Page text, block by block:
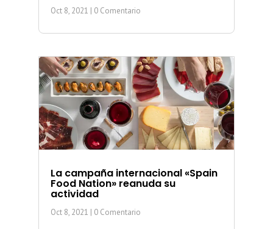
Oct 8, 2021 | 0 Comentario
La campaña internacional «Spain
Food Nation» reanuda su
actividad
Oct 8, 2021 | 0 Comentario